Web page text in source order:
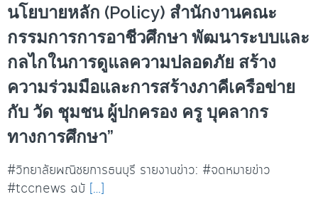
นโยบายหลัก (Policy) สำนักงานคณะ
กรรมการการอาชีวศึกษา พัฒนาระบบและ
กลไกในการดูแลความปลอดภัย สร้าง
ความร่วมมือและการสร้างภาคีเครือข่าย
กับ วัด ชุมชน ผู้ปกครอง ครู บุคลากร
ทางการศึกษา”
#วิทยาลัยพณิชยการธนบุรี รายงานข่าว: #จดหมายข่าว
#tccnews ฉบั […]